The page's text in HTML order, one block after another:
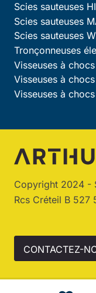
Scies sauteuses
Scies sauteuses
Scies sauteuses
Tronçonneuses
Visseuses à
Visseuses à
Visseuses à
Copyright 2024 -
Rcs Créteil B 527
CONTACTEZ-